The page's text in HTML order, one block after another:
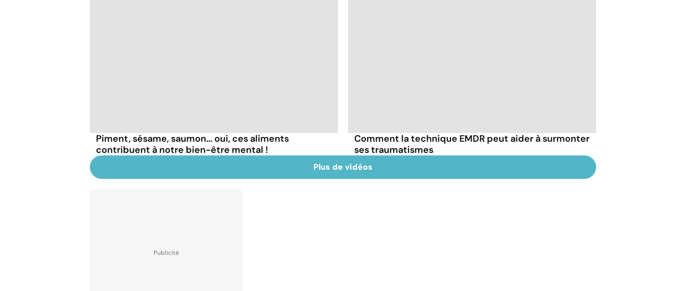
Piment, sésame, saumon... oui, ces aliments
contribuent à notre bien-être mental !
Comment la technique EMDR peut aider à surmonter
ses traumatismes
Plus de vidéos